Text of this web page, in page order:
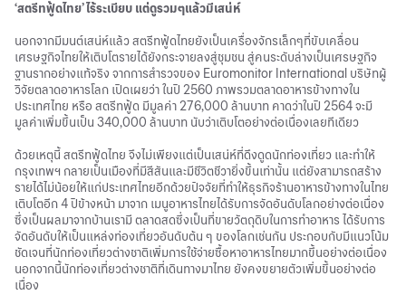
‘สตรีทฟู้ดไทย’ไร้ระเบียบ แต่ดูรวมๆแล้วมีเสน่ห์
นอกจากมีมนต์เสน่ห์แล้ว สตรีทฟู้ดไทยยังเป็นเครื่องจักรเล็กๆที่ขับเคลื่อน
เศรษฐกิจไทยให้เติบโตรายได้ยังกระจายลงสู่ชุมชน สู่คนระดับล่างเป็นเศรษฐกิจ
ฐานรากอย่างแท้จริง จากการสำรวจของ Euromonitor International บริษัทผู้
วิจัยตลาดอาหารโลก เปิดเผยว่า ในปี 2560 ภาพรวมตลาดอาหารข้างทางใน
ประเทศไทย หรือ สตรีทฟู้ด มีมูลค่า 276,000 ล้านบาท คาดว่าในปี 2564 จะมี
มูลค่าเพิ่มขึ้นเป็น 340,000 ล้านบาท นับว่าเติบโตอย่างต่อเนื่องเลยทีเดียว
ด้วยเหตุนี้ สตรีทฟู้ดไทย จึงไม่เพียงแต่เป็นเสน่ห์ที่ดึงดูดนักท่องเที่ยว และทำให้
กรุงเทพฯ กลายเป็นเมืองที่มีสีสันและมีชีวิตชีวายิ่งขึ้นเท่านั้น แต่ยังสามารถสร้าง
รายได้ไม่น้อยให้แก่ประเทศไทยอีกด้วยปัจจัยที่ทำให้ธุรกิจร้านอาหารข้างทางในไทย
เติบโตอีก 4 ปีข้างหน้า มาจาก เมนูอาหารไทยได้รับการจัดอันดับโลกอย่างต่อเนื่อง
ซึ่งเป็นผลมาจากบ้านเรามี ตลาดสดซึ่งเป็นที่ขายวัตถุดิบในการทำอาหาร ได้รับการ
จัดอันดับให้เป็นแหล่งท่องเที่ยวอันดับต้น ๆ ของโลกเช่นกัน ประกอบกับมีแนวโน้ม
ชัดเจนที่นักท่องเที่ยวต่างชาติเพิ่มการใช้จ่ายซื้อหาอาหารไทยมากขึ้นอย่างต่อเนื่อง
นอกจากนี้นักท่องเที่ยวต่างชาติที่เดินทางมาไทย ยังคงขยายตัวเพิ่มขึ้นอย่างต่อ
เนื่อง